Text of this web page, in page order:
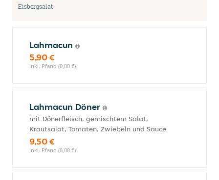
Eisbergsalat
Lahmacun
5,90 €
inkl. Pfand (0,00 €)
Lahmacun Döner
mit Dönerfleisch, gemischtem Salat,
Krautsalat, Tomaten, Zwiebeln und Sauce
9,50 €
inkl. Pfand (0,00 €)